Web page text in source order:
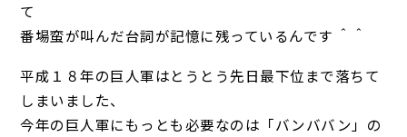
て
番場蛮が叫んだ台詞が記憶に残っているんです ＾＾
平成１８年の巨人軍はとうとう先日最下位まで落ちて
しまいました、
今年の巨人軍にもっとも必要なのは「バンババン」の